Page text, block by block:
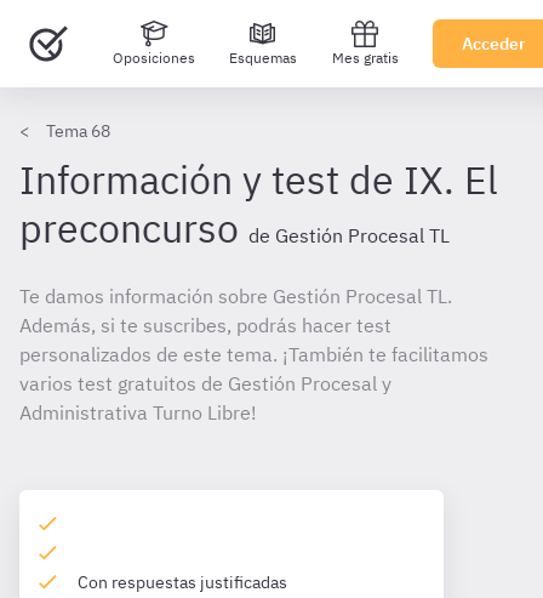
Oposiciones Esquemas Mes gratis
Acceder
Tema 68
Información y test de IX. El
preconcurso de Gestión Procesal TL
Te damos información sobre Gestión Procesal TL.
Además, si te suscribes, podrás hacer test
personalizados de este tema. ¡También te facilitamos
varios test gratuitos de Gestión Procesal y
Administrativa Turno Libre!
Con respuestas justificadas